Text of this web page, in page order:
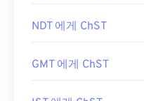
NDT 에게 ChST
GMT 에게 ChST